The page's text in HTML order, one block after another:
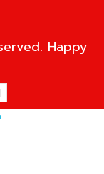
Happy